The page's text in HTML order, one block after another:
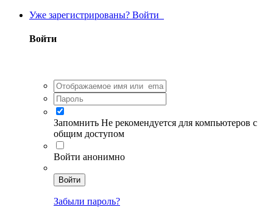
Уже зарегистрированы? Войти
Войти
Запомнить Не рекомендуется для компьютеров с
общим доступом
Войти анонимно
Войти
Забыли пароль?